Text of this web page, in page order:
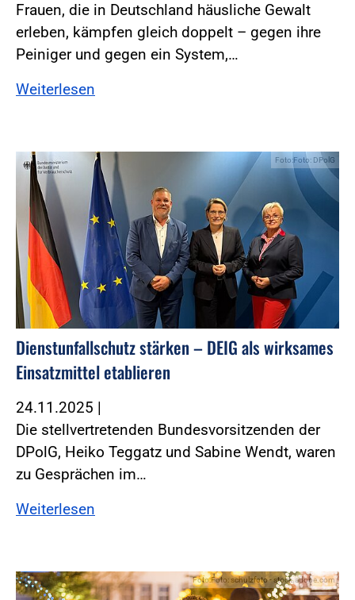
Frauen, die in Deutschland häusliche Gewalt
erleben, kämpfen gleich doppelt – gegen ihre
Peiniger und gegen ein System,…
Weiterlesen
Foto:Foto: DPolG
Dienstunfallschutz stärken – DEIG als wirksames
Einsatzmittel etablieren
24.11.2025 |
Die stellvertretenden Bundesvorsitzenden der
DPolG, Heiko Teggatz und Sabine Wendt, waren
zu Gesprächen im…
Weiterlesen
Foto:Foto: schulzfoto - stock.adobe.com